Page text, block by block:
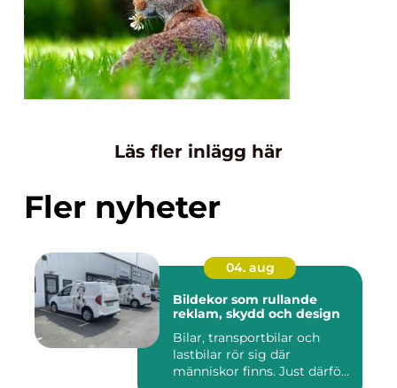
Läs fler inlägg här
Fler nyheter
04. aug
Bildekor som rullande
reklam, skydd och design
Bilar, transportbilar och
lastbilar rör sig där
människor finns. Just därfö...